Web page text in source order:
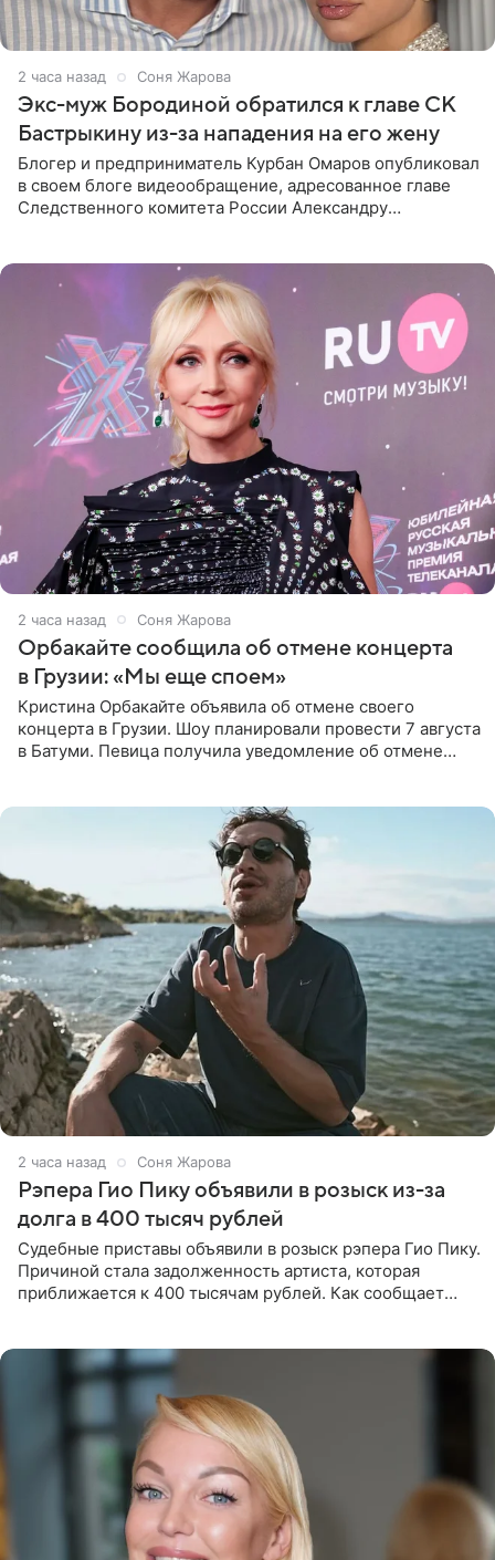
2 часа назад Соня Жарова
Экс-муж Бородиной обратился к главе СК
Бастрыкину из-за нападения на его жену
Блогер и предприниматель Курбан Омаров опубликовал
в своем блоге видеообращение, адресованное главе
Следственного комитета России Александру
2 часа назад Соня Жарова
Орбакайте сообщила об отмене концерта
в Грузии: «Мы еще споем»
Кристина Орбакайте объявила об отмене своего
концерта в Грузии. Шоу планировали провести 7 августа
в Батуми. Певица получила уведомление об отмене
2 часа назад Соня Жарова
Рэпера Гио Пику объявили в розыск из-за
долга в 400 тысяч рублей
Судебные приставы объявили в розыск рэпера Гио Пику.
Причиной стала задолженность артиста, которая
приближается к 400 тысячам рублей. Как сообщает